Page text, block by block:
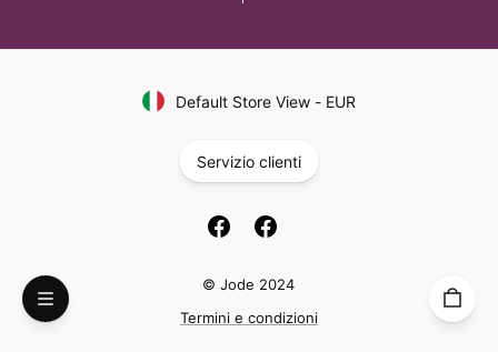
Default Store View- EUR
Servizio clienti
© Jode 2024
Termini e condizioni